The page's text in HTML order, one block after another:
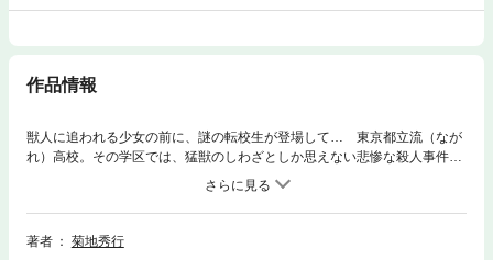
作品情報
獣人に追われる少女の前に、謎の転校生が登場して… 東京都立流（なが
れ）高校。その学区では、猛獣のしわざとしか思えない悲惨な殺人事件が
続発していた。 夜の校舎。画壇期待の逸材と讃えられる２年生、故里や
よいは、顔のない肖像画を前に、ひとり、制作を続けていた。やがて迫り
くる黒い影。だがそれは、謎の転校生との出会いの夜でもあった。 血に
飢えた獣たちを操るのは誰か？ ついに、最終戦争が始まった…!! クト
著者
菊地秀行